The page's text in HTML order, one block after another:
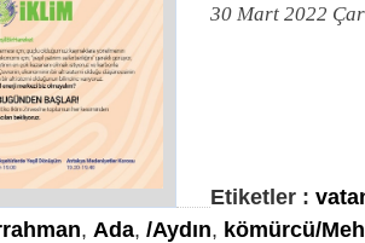
30 Mart 2022
Etiketler :
, Ada, /Aydın, kömürcü/